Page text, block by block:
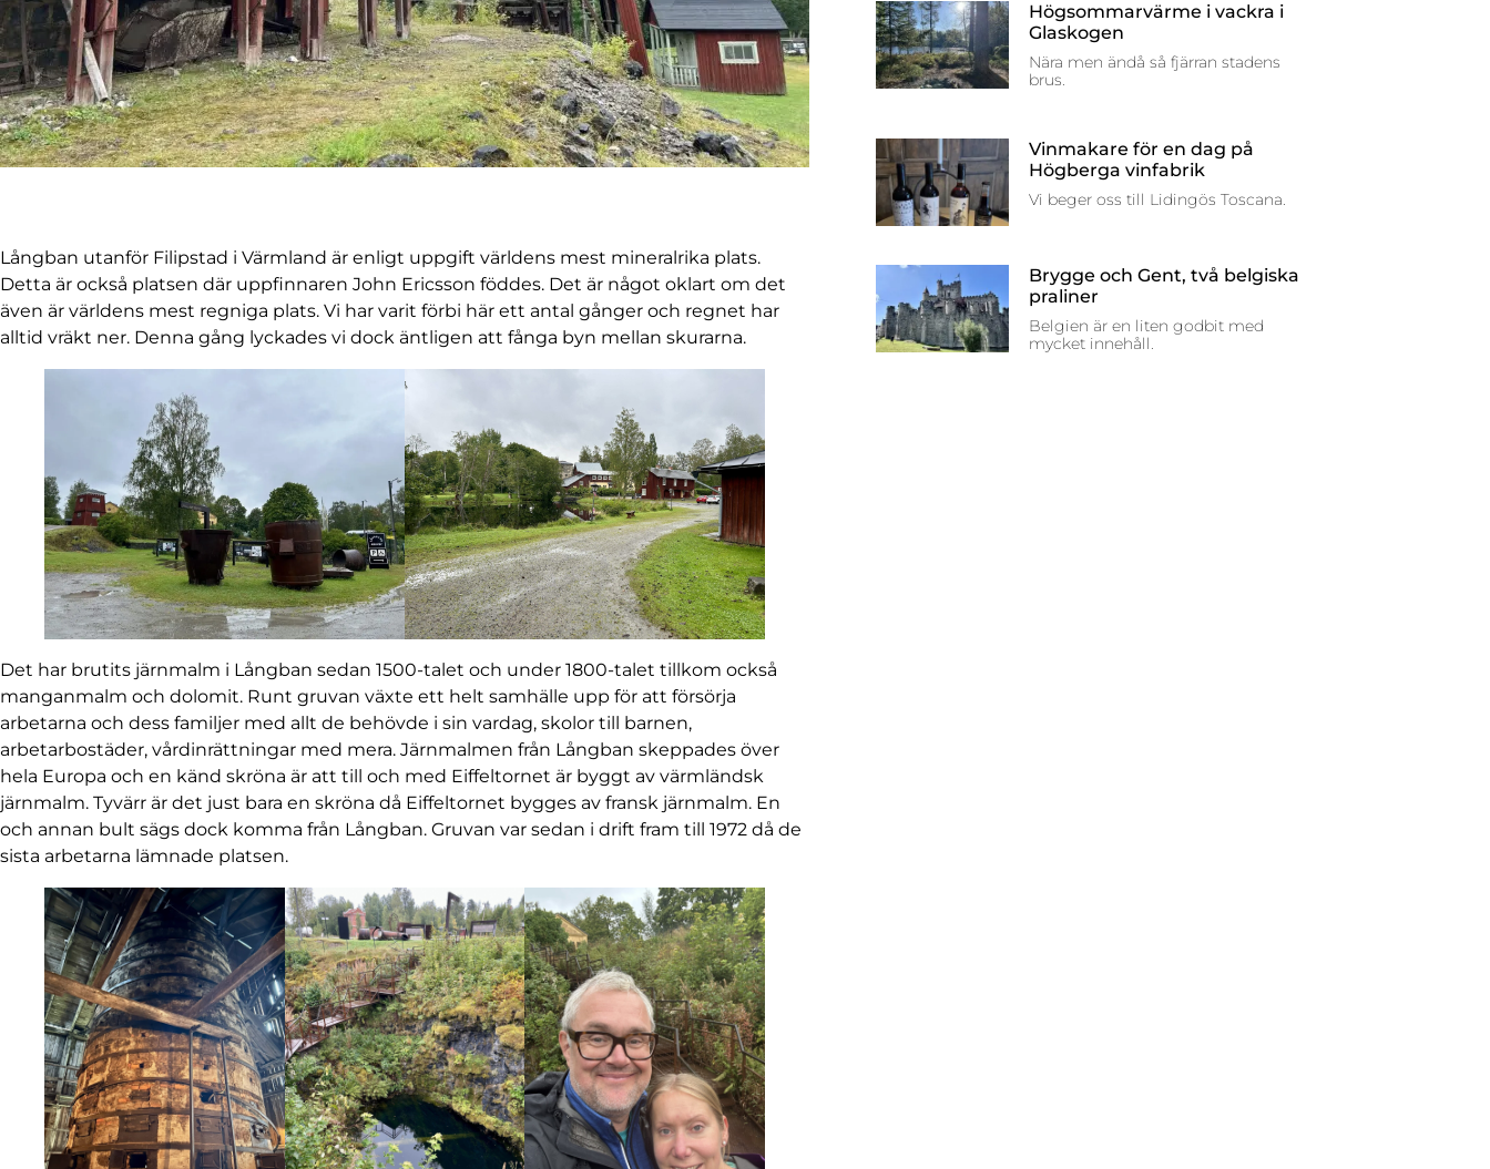
Långban utanför Filipstad i Värmland är enligt uppgift världens mest mineralrika plats.
Detta är också platsen där uppfinnaren John Ericsson föddes. Det är något oklart om det
även är världens mest regniga plats. Vi har varit förbi här ett antal gånger och regnet har
alltid vräkt ner. Denna gång lyckades vi dock äntligen att fånga byn mellan skurarna.
Det har brutits järnmalm i Långban sedan 1500-talet och under 1800-talet tillkom också
manganmalm och dolomit. Runt gruvan växte ett helt samhälle upp för att försörja
arbetarna och dess familjer med allt de behövde i sin vardag, skolor till barnen,
arbetarbostäder, vårdinrättningar med mera. Järnmalmen från Långban skeppades över
hela Europa och en känd skröna är att till och med Eiffeltornet är byggt av värmländsk
järnmalm. Tyvärr är det just bara en skröna då Eiffeltornet bygges av fransk järnmalm. En
och annan bult sägs dock komma från Långban. Gruvan var sedan i drift fram till 1972 då de
sista arbetarna lämnade platsen.
Högsommarvärme i vackra i
Glaskogen
Nära men ändå så fjärran stadens
brus.
Vinmakare för en dag på
Högberga vinfabrik
Vi beger oss till Lidingös Toscana.
Brygge och Gent, två belgiska
praliner
Belgien är en liten godbit med
mycket innehåll.